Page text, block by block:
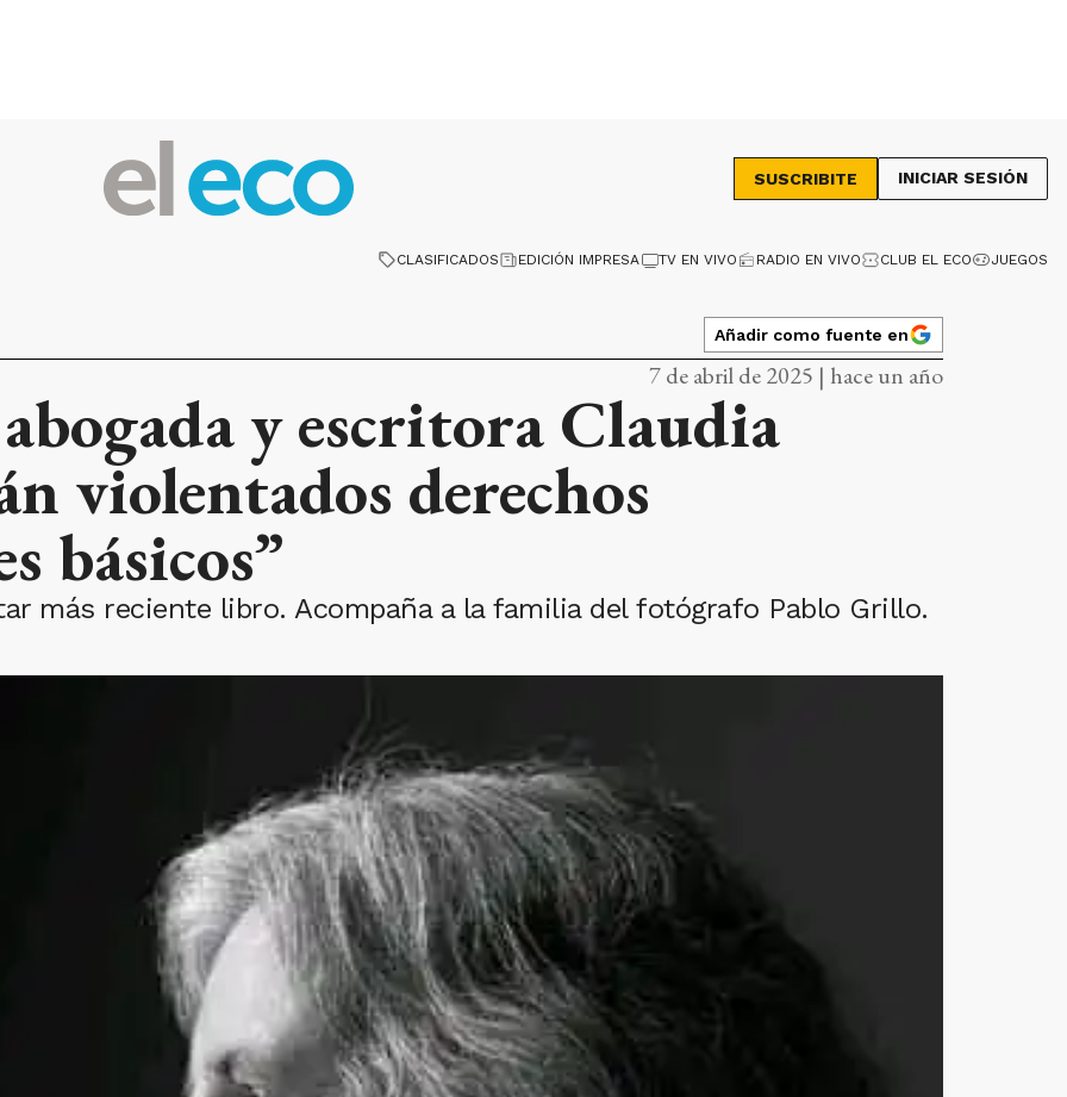
SUSCRIBITE INICIAR SESIÓN
CLASIFICADOS EDICIÓN IMPRESA TV EN VIVO RADIO EN VIVO CLUB EL ECO JUEGOS
Añadir como fuente en
7 de abril de 2025 | hace un año
y escritora Claudia
violentados derechos
básicos”
más reciente libro. Acompaña a la familia del fotógrafo Pablo Grillo.